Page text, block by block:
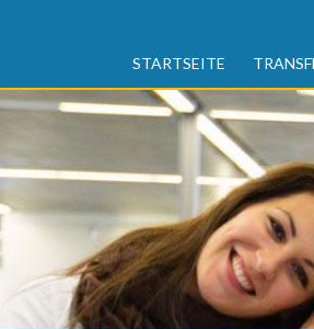
STARTSEITE